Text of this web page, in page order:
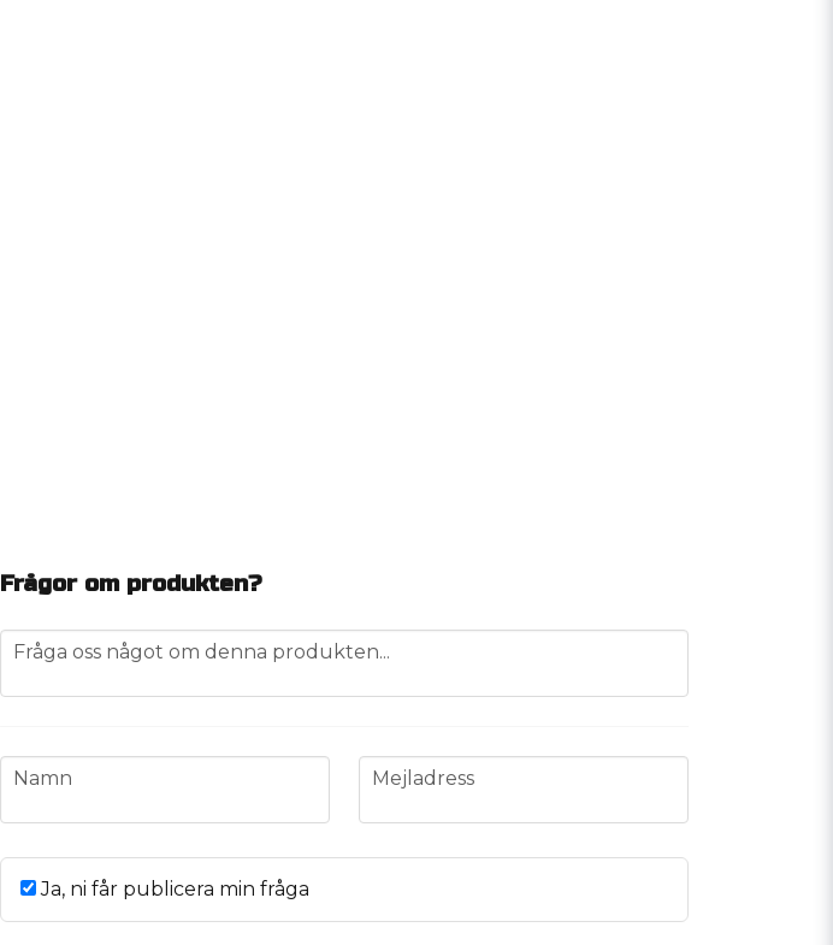
Frågor om produkten?
question
Fråga oss något om denna produkten...
name
Namn email
Mejladress
Ja, ni får publicera min fråga